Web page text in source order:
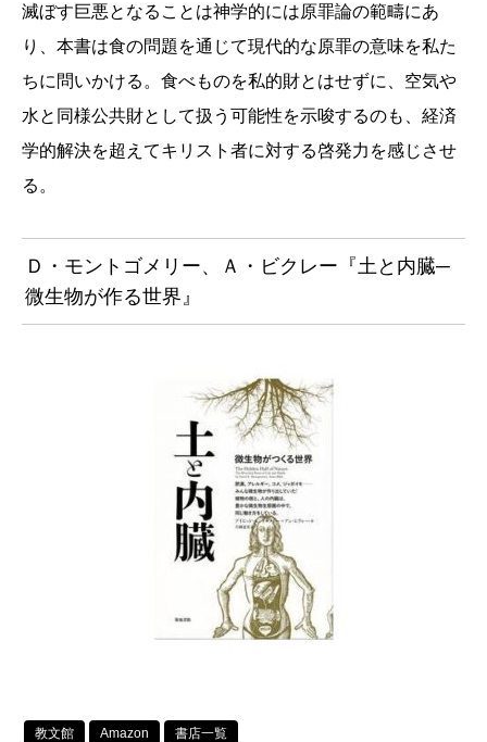
滅ぼす巨悪となることは神学的には原罪論の範疇にあ
り、本書は食の問題を通じて現代的な原罪の意味を私た
ちに問いかける。食べものを私的財とはせずに、空気や
水と同様公共財として扱う可能性を示唆するのも、経済
学的解決を超えてキリスト者に対する啓発力を感じさせ
る。
Ｄ・モントゴメリー、Ａ・ビクレー『土と内臓─
微生物が作る世界』
教文館 Amazon 書店一覧